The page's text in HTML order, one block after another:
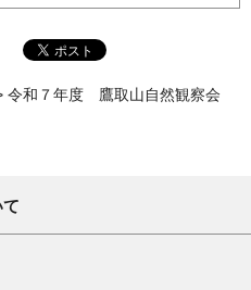
令和７年度 鷹取山自然観察会